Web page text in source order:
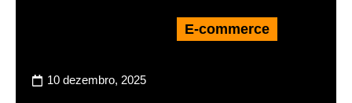
E-commerce
10 dezembro, 2025